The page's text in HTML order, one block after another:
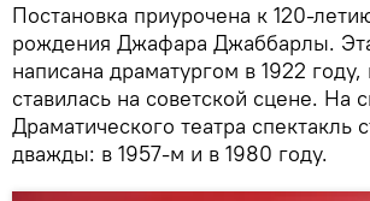
Постановка приурочена к 120-
рождения Джафара Джаббарлы.
написана драматургом в 1922
ставилась на советской сцене. На
Драматического театра спектакль
дважды: в 1957-м и в 1980 году.